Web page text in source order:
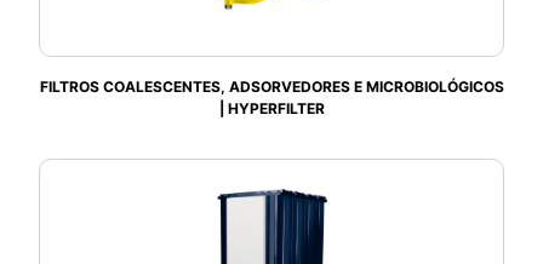
FILTROS COALESCENTES, ADSORVEDORES E MICROBIOLÓGICOS
| HYPERFILTER